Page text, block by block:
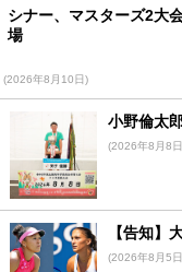
シナー、マスターズ2大
場
(2026年8月10日)
小野倫太
(2026年8月8
【告知】
(2026年8月5